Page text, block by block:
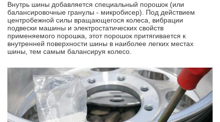
Внутрь шины добавляется специальный порошок (или
балансировочные гранулы - микробисер). Под действием
центробежной силы вращающегося колеса, вибрации
подвески машины и электростатических свойств
применяемого порошка, этот порошок притягивается к
внутренней поверхности шины в наиболее легких местах
шины, тем самым балансируя колесо.